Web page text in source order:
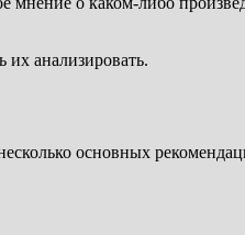
их анализировать.
основных